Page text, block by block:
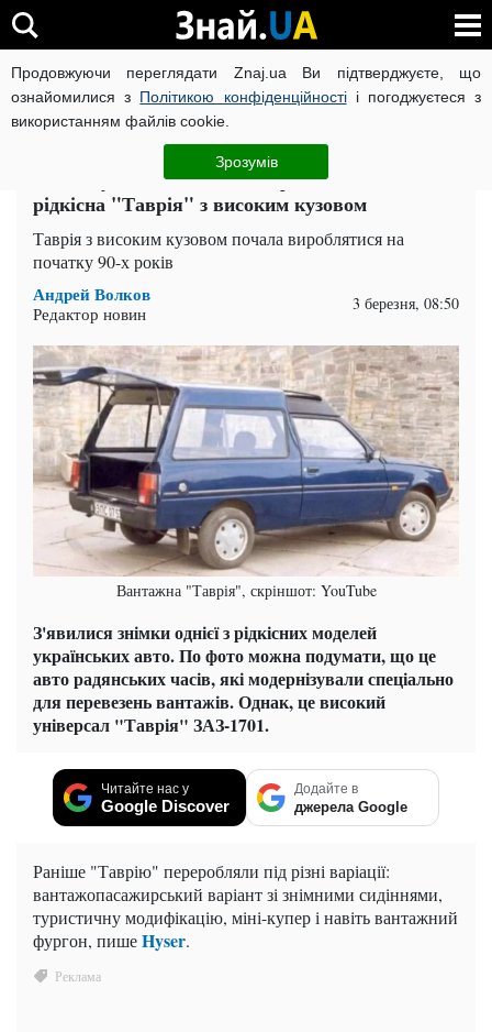
Продовжуючи переглядати Znaj.ua Ви підтверджуєте, що
ознайомилися з Політикою конфіденційностіі погоджуєтеся з
використанням файлів cookie.
Зрозумів
ВІЙНА РОСІЇ ПРОТИ УКРАЇНИ КОРОНАВІРУС В УКРАЇНІ
Auto.Знай ЧИТАТЬ НА РУССКОМ
Не "годувальниця", а катафалк: як виглядала
рідкісна "Таврія" з високим кузовом
Таврія з високим кузовом почала вироблятися на
початку 90-х років
Андрей Волков
Редактор новин 3 березня, 08:50
Вантажна "Таврія", скріншот: YouTube
З'явилися знімки однієї з рідкісних моделей
українських авто. По фото можна подумати, що це
авто радянських часів, які модернізували спеціально
для перевезень вантажів. Однак, це високий
універсал "Таврія" ЗАЗ-1701.
Читайте нас у
Google Discover
Додайте в
джерела Google
Раніше "Таврію" переробляли під різні варіації:
вантажопасажирський варіант зі знімними сидіннями,
туристичну модифікацію, міні-купер і навіть вантажний
фургон, пишеHyser.